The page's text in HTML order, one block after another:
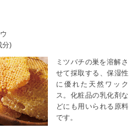
分)
ミツバチの巣を溶解さ
せて採取する、保湿性
に優れた天然ワック
ス。化粧品の乳化剤な
どにも用いられる原料
です。